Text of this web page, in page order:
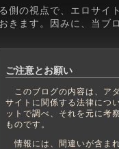
側の視点で、エロサイ
きます。因みに、当ブ
ご注意とお願い
このブログの内容は、ア
サイトに関係する法律につ
ットで調べ、それを元に考
ものです。
情報には、間違いが含ま